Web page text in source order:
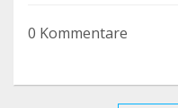
0 Kommentare